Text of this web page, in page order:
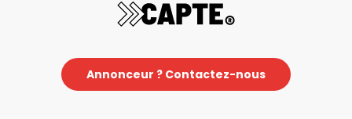
Annonceur ? Contactez-nous